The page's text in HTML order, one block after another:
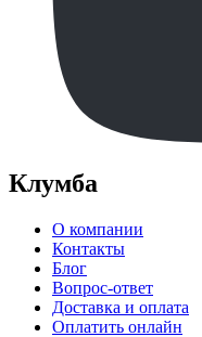
Клумба
О компании
Контакты
Блог
Вопрос-ответ
Доставка и оплата
Оплатить онлайн